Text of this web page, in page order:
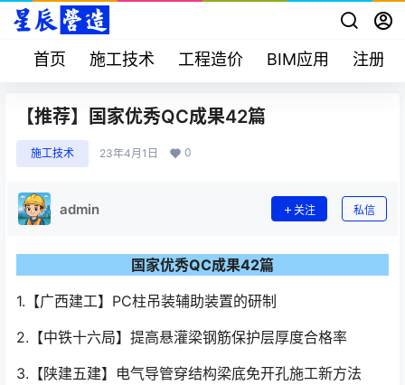
首页 施工技术 工程造价 BIM应用 注册考
【推荐】国家优秀QC成果42篇
施工技术 23年4月1日 0
admin 关注 私信
国家优秀QC成果42篇
1.【广西建工】PC柱吊装辅助装置的研制
2.【中铁十六局】提高悬灌梁钢筋保护层厚度合格率
3.【陕建五建】电气导管穿结构梁底免开孔施工新方法